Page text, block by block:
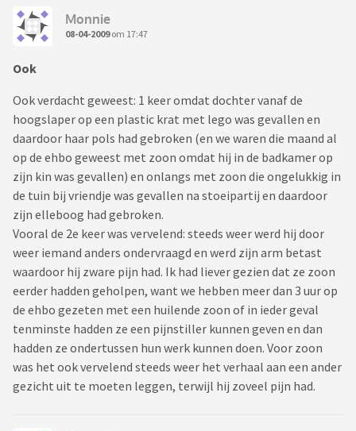
Monnie
08-04-2009om 17:47
Ook
Ook verdacht geweest: 1 keer omdat dochter vanaf de
hoogslaper op een plastic krat met lego was gevallen en
daardoor haar pols had gebroken (en we waren die maand al
op de ehbo geweest met zoon omdat hij in de badkamer op
zijn kin was gevallen) en onlangs met zoon die ongelukkig in
de tuin bij vriendje was gevallen na stoeipartij en daardoor
zijn elleboog had gebroken.
Vooral de 2e keer was vervelend: steeds weer werd hij door
weer iemand anders ondervraagd en werd zijn arm betast
waardoor hij zware pijn had. Ik had liever gezien dat ze zoon
eerder hadden geholpen, want we hebben meer dan 3 uur op
de ehbo gezeten met een huilende zoon of in ieder geval
tenminste hadden ze een pijnstiller kunnen geven en dan
hadden ze ondertussen hun werk kunnen doen. Voor zoon
was het ook vervelend steeds weer het verhaal aan een ander
gezicht uit te moeten leggen, terwijl hij zoveel pijn had.